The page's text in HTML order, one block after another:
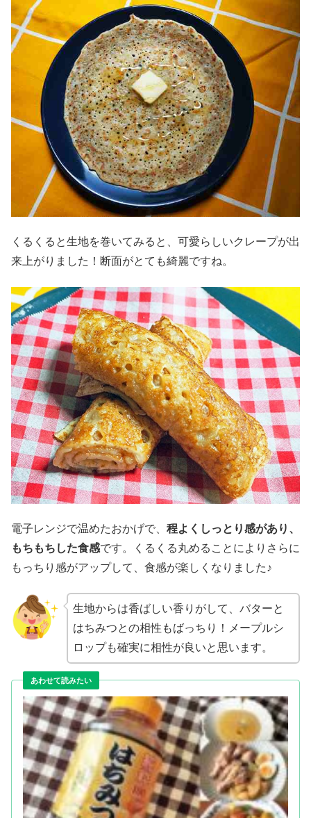
くるくると生地を巻いてみると、可愛らしいクレープが出
来上がりました！断面がとても綺麗ですね。
電子レンジで温めたおかげで、 程よくしっとり感があり、
もちもちした食感です。くるくる丸めることによりさらに
もっちり感がアップして、食感が楽しくなりました♪
生地からは香ばしい香りがして、バターと
はちみつとの相性もばっちり！メープルシ
ロップも確実に相性が良いと思います。